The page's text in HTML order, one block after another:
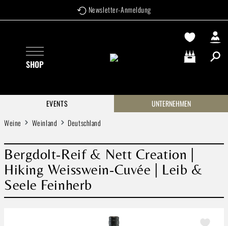
Zum Hauptinhalt springen Newsletter-Anmeldung
SHOP Warenkorb
EVENTS
UNTERNEHMEN
Weine
Weinland Deutschland
Bergdolt-Reif & Nett Creation |
Hiking Weisswein-Cuvée | Leib &
Seele Feinherb